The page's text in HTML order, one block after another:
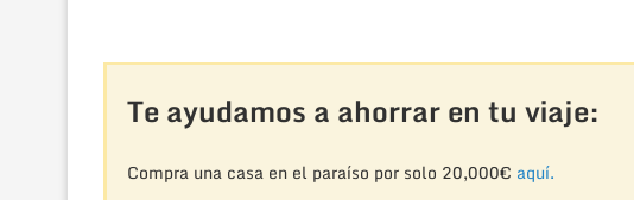
Te ayudamos a ahorrar en tu viaje:
Compra una casa en el paraíso por solo 20,000€ aquí.